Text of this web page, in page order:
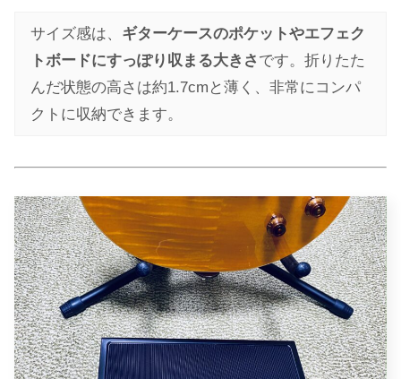
サイズ感は、 ギターケースのポケットやエフェク
トボードにすっぽり収まる大きさ です。折りたた
んだ状態の高さは約1.7cmと薄く、非常にコンパ
クトに収納できます。